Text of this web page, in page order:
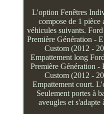
L'option Fenêtres
compose de 1 pièce
véhicules suivants.
Première Génération -
Custom (2012 -
Empattement long
Première Génération -
Custom (2012 -
Empattement court.
Seulement portes à
aveugles et s'adapte